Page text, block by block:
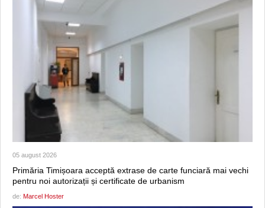
05 august 2026
Primăria Timișoara acceptă extrase de carte funciară mai vechi
pentru noi autorizații și certificate de urbanism
de: Marcel Hoster